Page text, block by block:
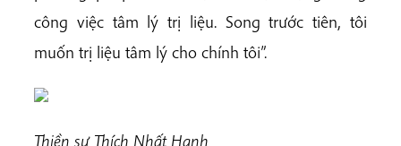
công việc tâm lý trị liệu. Song trước tiên, tôi
muốn trị liệu tâm lý cho chính tôi”.
Thiền sư Thích Nhất Hạnh